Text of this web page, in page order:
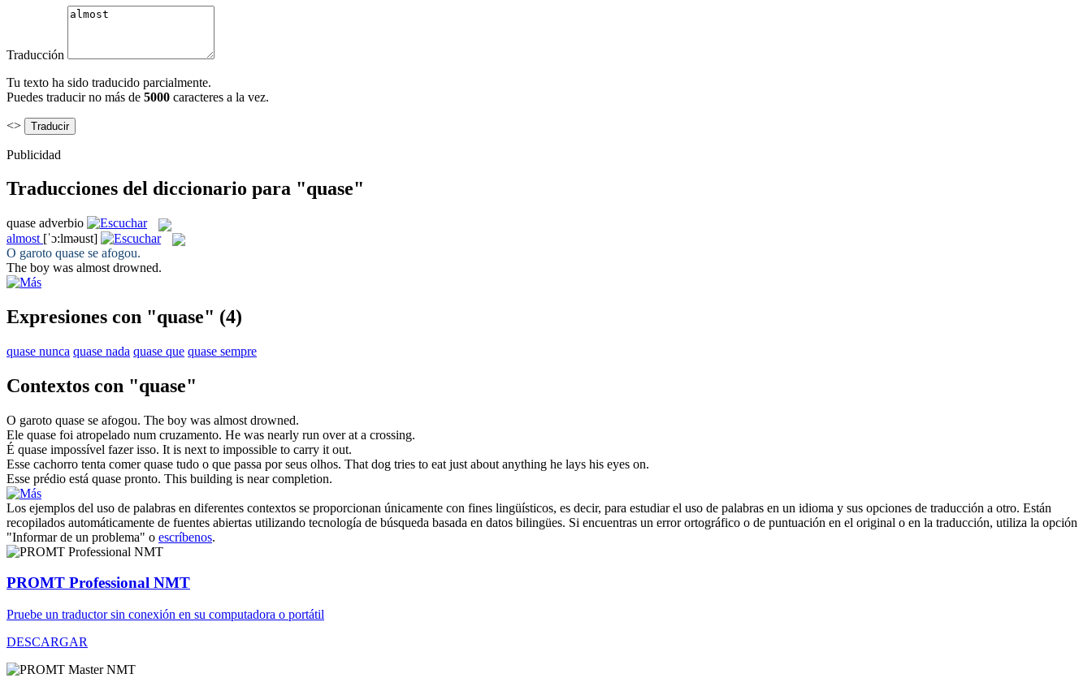
Traducción
Tu texto ha sido traducido parcialmente.
Puedes traducir no más de 5000 caracteres a la vez.
<>
Publicidad
Traducciones del diccionario para "quase"
quase adverbio
almost [ˈɔ:lməust]
O garoto quase se afogou.
The boy was almost drowned.
Expresiones con "quase" (4)
quase nunca quase nada quase que quase sempre
Contextos con "quase"
O garoto quase se afogou. The boy was almost drowned.
Ele quase foi atropelado num cruzamento. He was nearly run over at a crossing.
É quase impossível fazer isso. It is next to impossible to carry it out.
Esse cachorro tenta comerquase tudo o que passa por seus olhos. That dog tries to eat just about anything he lays his eyes on.
Esse prédio está quase pronto. This building is nearcompletion.
Los ejemplos del uso de palabras en diferentes contextos se proporcionan únicamente con fines lingüísticos, es decir, para estudiar el uso de palabras en un idioma y sus opciones de traducción a otro. Están
recopilados automáticamente de fuentes abiertas utilizando tecnología de búsqueda basada en datos bilingües. Si encuentras un error ortográfico o de puntuación en el original o en la traducción, utiliza la opción
"Informar de un problema" o escríbenos.
PROMT Professional NMT
Pruebe un traductor sin conexión en su computadora o portátil
DESCARGAR